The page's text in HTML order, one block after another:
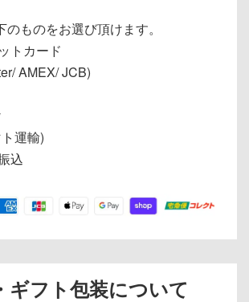
ものをお選び頂けます。
トカード
AMEX/ JCB)
運輸)
込
ギフト包装について